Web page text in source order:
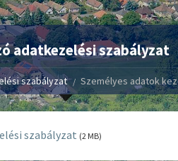
adatkezelési szabályzat
szabályzat Személyes adatok
szabályzat (2 MB)